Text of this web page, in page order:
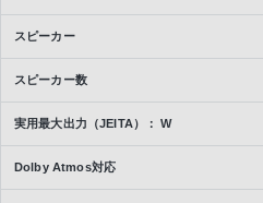
スピーカー
スピーカー数
実用最大出力（JEITA）： W
Dolby Atmos対応